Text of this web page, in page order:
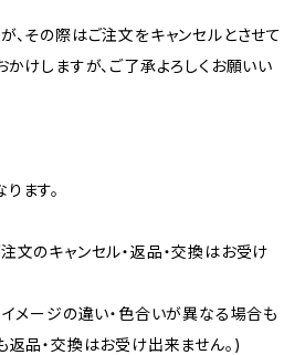
、その際はご注文をキャンセルとさせて
かけしますが、ご了承よろしくお願いい
ます。
文のキャンセル・返品・交換はお受け
メージの違い・色合いが異なる場合も
返品・交換はお受け出来ません。)